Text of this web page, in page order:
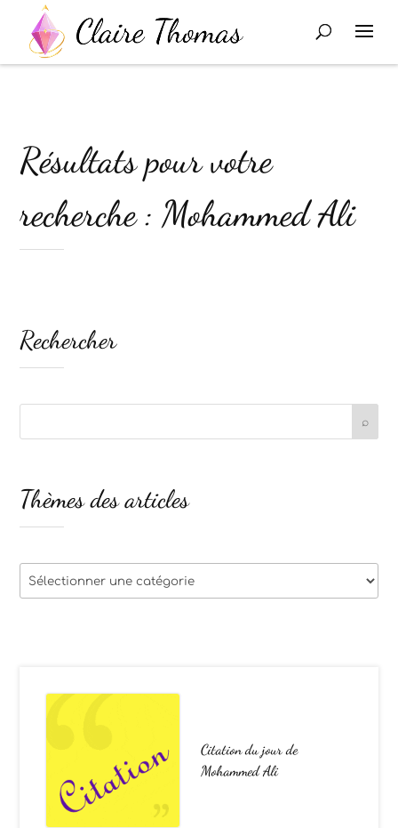
Résultats pour votre
recherche : Mohammed Ali
Citation du jour de
Mohammed Ali
Rechercher
Thèmes des articles
Thèmes
des